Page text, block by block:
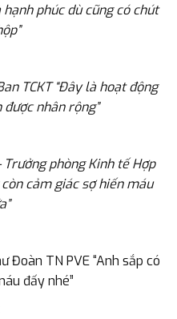
phúc dù cũng có chút
TCKT “Đây là hoạt động
nhân rộng”
phòng Kinh tế Hợp
còn cảm giác sợ hiến máu
Đoàn TN PVE “Anh sắp có
đấy nhé”